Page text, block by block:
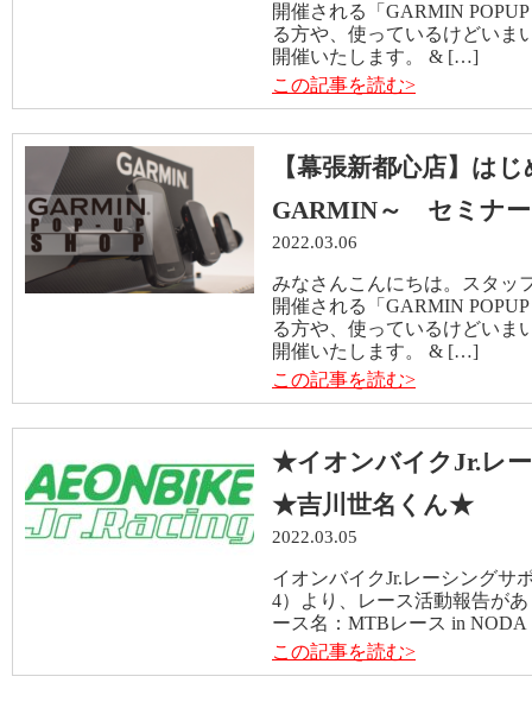
開催される「GARMIN
る方や、使っているけどいま
開催いたします。 & […]
この記事を読む>
【幕張新都心店】は
GARMIN～ セミナー
2022.03.06
みなさんこんにちは。スタッ
開催される「GARMIN
る方や、使っているけどいま
開催いたします。 & […]
この記事を読む>
★イオンバイクJr.レ
★吉川世名くん★
2022.03.05
イオンバイクJr.レーシングサ
4）より、レース活動報告が
ース名：MTBレース in
この記事を読む>